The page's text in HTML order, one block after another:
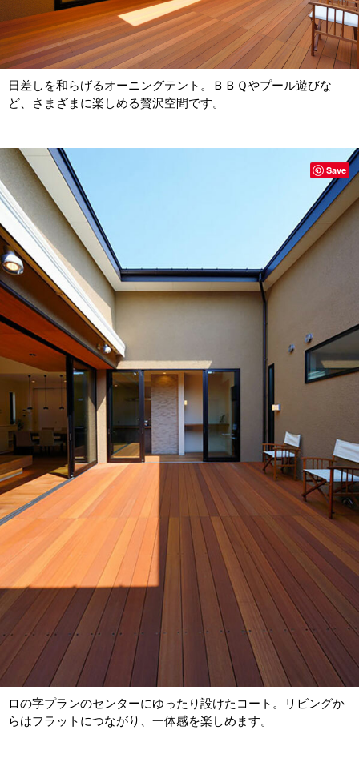
日差しを和らげるオーニングテント。ＢＢＱやプール遊びな
ど、さまざまに楽しめる贅沢空間です。
ロの字プランのセンターにゆったり設けたコート。リビングか
らはフラットにつながり、一体感を楽しめます。
Save